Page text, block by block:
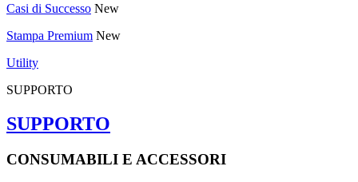
Casi di Successo New
Stampa Premium New
Utility
SUPPORTO
SUPPORTO
CONSUMABILI E ACCESSORI